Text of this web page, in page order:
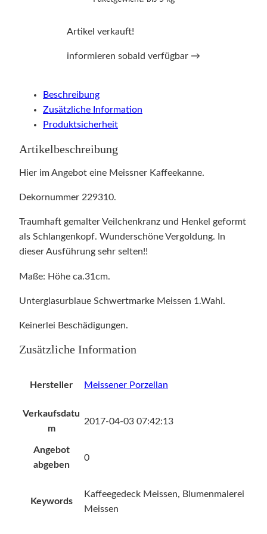
Artikel verkauft!
informieren sobald verfügbar →
Beschreibung
Zusätzliche Information
Produktsicherheit
Artikelbeschreibung
Hier im Angebot eine Meissner Kaffeekanne.
Dekornummer 229310.
Traumhaft gemalter Veilchenkranz und Henkel geformt
als Schlangenkopf. Wunderschöne Vergoldung. In
dieser Ausführung sehr selten!!
Maße: Höhe ca.31cm.
Unterglasurblaue Schwertmarke Meissen 1.Wahl.
Keinerlei Beschädigungen.
Zusätzliche Information
Hersteller Meissener Porzellan
Verkaufsdatu
m
2017-04-03 07:42:13
Angebot
abgeben
0
Keywords
Kaffeegedeck Meissen, Blumenmalerei
Meissen